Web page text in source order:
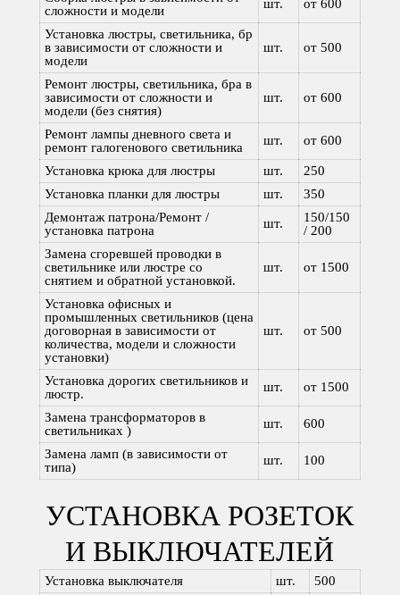
сложности и модели
шт. от 600
Установка люстры, светильника, бр
в зависимости от сложности и
модели
шт. от 500
Ремонт люстры, светильника, бра в
зависимости от сложности и
модели (без снятия)
шт. от 600
Ремонт лампы дневного света и
ремонт галогенового светильника
шт. от 600
Установка крюка для люстры шт.
250
Установка планки для люстры
шт.
350
Демонтаж патрона/Ремонт /
установка патрона
шт.
150/150
/ 200
Замена сгоревшей проводки в
светильнике или люстре со
снятием и обратной установкой.
шт. от 1500
Установка офисных и
промышленных светильников (цена
договорная в зависимости от
количества, модели и сложности
установки)
шт. от 500
Установка дорогих светильников и
люстр.
шт. от 1500
Замена трансформаторов в
светильниках )
шт. 600
Замена ламп (в зависимости от
типа)
шт. 100
УСТАНОВКА РОЗЕТОК
И ВЫКЛЮЧАТЕЛЕЙ
Установка выключателя шт.
500